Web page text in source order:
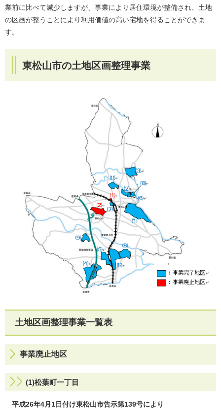
業前に比べて減少しますが、事業により居住環境が整備され、土地
の区画が整うことにより利用価値の高い宅地を得ることができま
す。
東松山市の土地区画整理事業
土地区画整理事業一覧表
事業廃止地区
(1)松葉町一丁目
平成26年4月1日付け東松山市告示第139号により